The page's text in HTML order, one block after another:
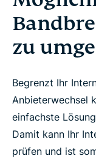
zu
Begrenzt Ihr
Anbieterwechsel
einfachste
Damit kann Ihr
prüfen und ist